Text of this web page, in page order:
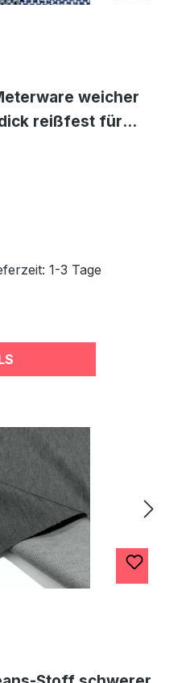
weicher
reißfest für
1-3 Tage